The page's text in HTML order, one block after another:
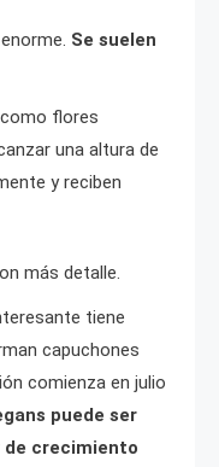
Se suelen
flores
una altura de
y reciben
más detalle.
tiene
capuchones
comienza en julio
puede ser
crecimiento